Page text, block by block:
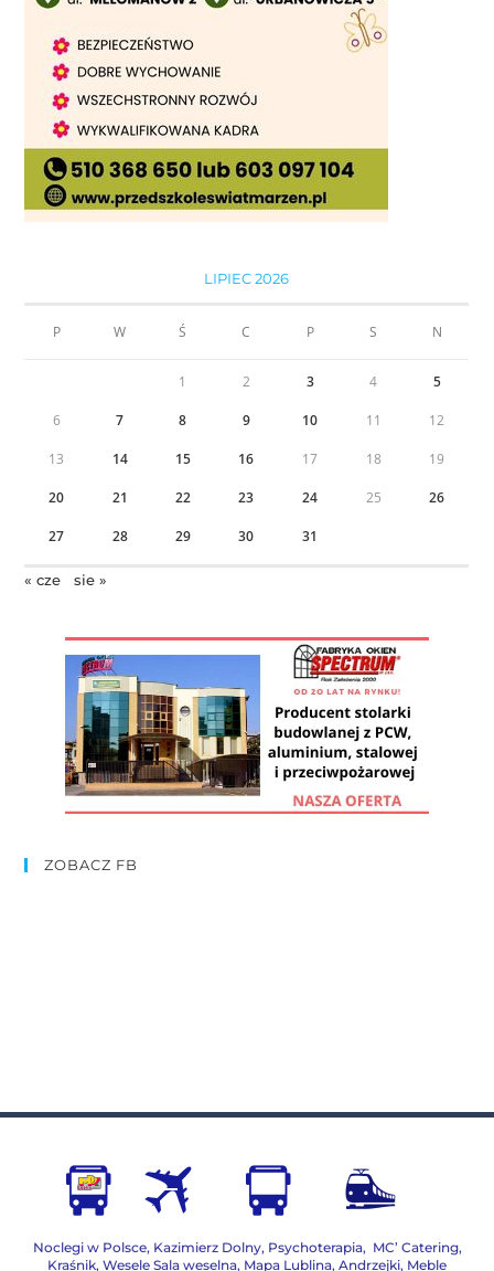
LIPIEC 2026
P W Ś C P S N
1 2 3 4 5
6 7 8 9 10 11 12
13 14 15 16 17 18 19
20 21 22 23 24 25 26
27 28 29 30 31
« cze sie »
ZOBACZ FB
Noclegi w Polsce, Kazimierz Dolny, Psychoterapia, MC’ Catering,
Kraśnik, Wesele Sala weselna, Mapa Lublina, Andrzejki, Meble